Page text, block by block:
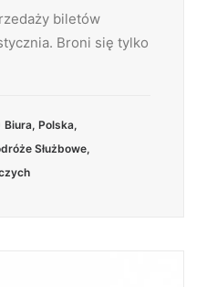
biletów
Broni się tylko
Biura, Polska,
Służbowe,